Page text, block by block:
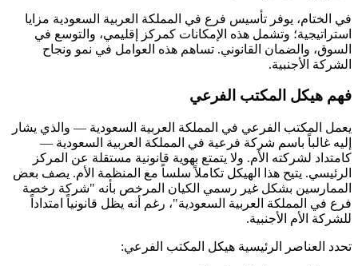
في الختام، يوفر تأسيس فرع في المملكة العربية السعودية مزايا
استراتيجية؛ وتشمل هذه الإمكانات كمركز إقليمي، والتوسع في
السوق، والضمان القانوني. تساهم هذه العوامل في نمو ونجاح
الشركة الأجنبية.
فهم هيكل المكتب الفرعي
يعمل المكتب الفرعي في المملكة العربية السعودية — والذي يشار
إليه غالباً باسم شركة فرعية في المملكة العربية السعودية —
كامتداد لشركته الأم. ولا يتمتع بهوية قانونية مستقلة عن المركز
الرئيسي. يتيح هذا الهيكل تكاملاً سلساً مع المنظمة الأم. يصف بعض
الممارسين بشكل غير رسمي الكيان المرخص بأنه "شركة رخصة
فرع في المملكة العربية السعودية"، رغم أنه يظل قانونياً امتداداً
للشركة الأم الأجنبية.
تحدد العناصر الرئيسية هيكل المكتب الفرعي: